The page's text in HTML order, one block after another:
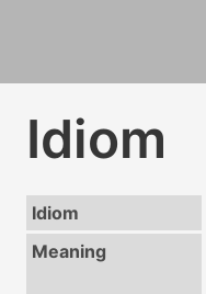
Idiom
Idiom
Meaning